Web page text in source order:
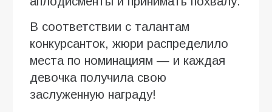
В соответствии с талантам
конкурсанток, жюри распределило
места по номинациям — и каждая
девочка получила свою
заслуженную награду!